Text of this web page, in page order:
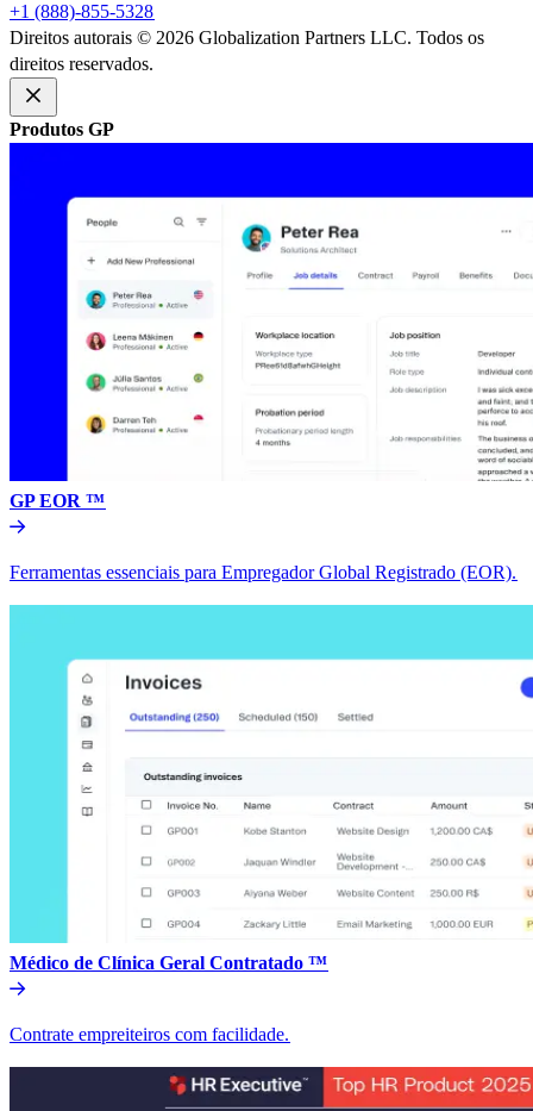
+1 (888)-855-5328​​
Direitos autorais © 2026 Globalization Partners LLC. Todos os
direitos reservados.​​
Produtos GP​​
GP EOR ™​​
Ferramentas essenciais para Empregador Global Registrado (EOR).​​
Médico de Clínica Geral Contratado ™​​
Contrate empreiteiros com facilidade.​​